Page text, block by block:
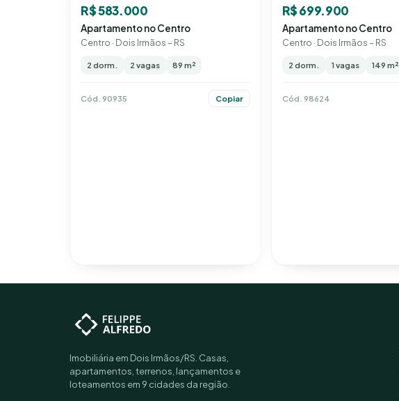
R$ 583.000
Apartamento no Centro
Centro · Dois Irmãos – RS
2 dorm. 2 vagas 89 m²
Cód. 90935 Copiar
R$ 699.900
Apartamento no Centro
Centro · Dois Irmãos – RS
2 dorm. 1 vagas 149 m²
Cód. 98624
Imobiliária em Dois Irmãos/RS. Casas,
apartamentos, terrenos, lançamentos e
loteamentos em 9 cidades da região.